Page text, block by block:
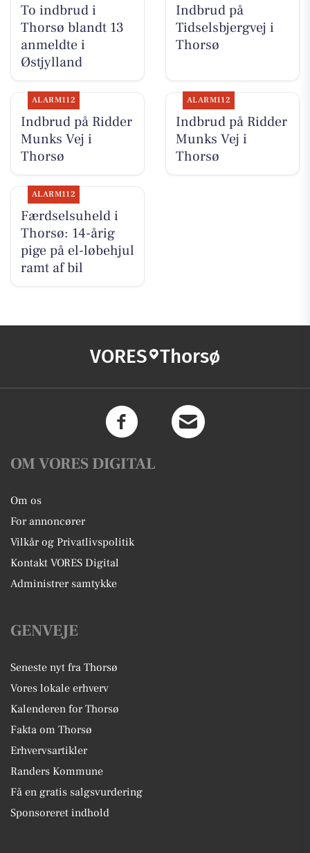
To indbrud i
Thorsø blandt 13
anmeldte i
Østjylland
Indbrud på
Tidselsbjergvej i
Thorsø
ALARM112
Indbrud på Ridder
Munks Vej i
Thorsø
ALARM112
Indbrud på Ridder
Munks Vej i
Thorsø
ALARM112
Færdselsuheld i
Thorsø: 14-årig
pige på el-løbehjul
ramt af bil
VORES Thorsø
OM VORES DIGITAL
Om os
For annoncører
Vilkår og Privatlivspolitik
Kontakt VORES Digital
Administrer samtykke
GENVEJE
Seneste nyt fra Thorsø
Vores lokale erhverv
Kalenderen for Thorsø
Fakta om Thorsø
Erhvervsartikler
Randers Kommune
Få en gratis salgsvurdering
Sponsoreret indhold